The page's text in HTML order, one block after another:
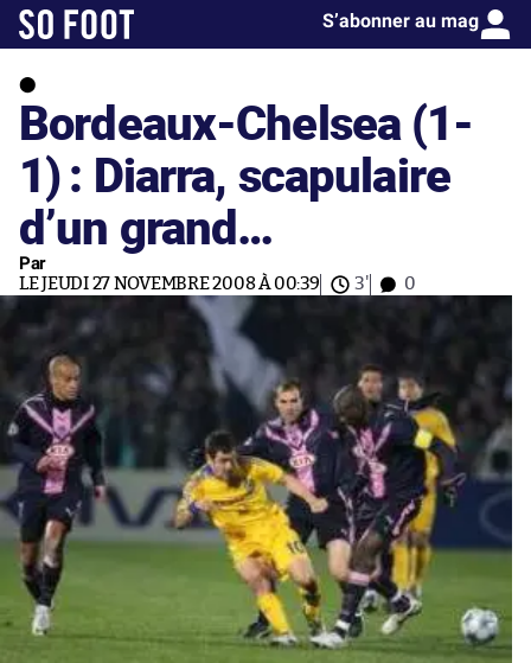
S’abonner au mag
Bordeaux-Chelsea (1-
1) : Diarra, scapulaire
d’un grand…
Par
LE JEUDI 27 NOVEMBRE 2008 À 00:39 3' 0